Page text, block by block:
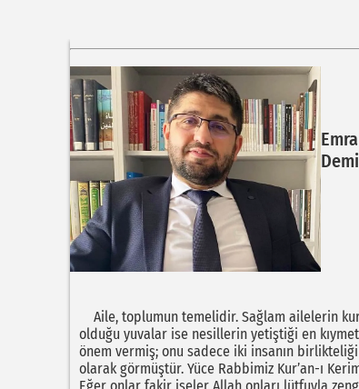
Aile, toplumun temelidir. Sağlam ailelerin
olduğu yuvalar ise nesillerin yetiştiği en
önem vermiş; onu sadece iki insanın
olarak görmüştür. Yüce Rabbimiz Kur’an-ı